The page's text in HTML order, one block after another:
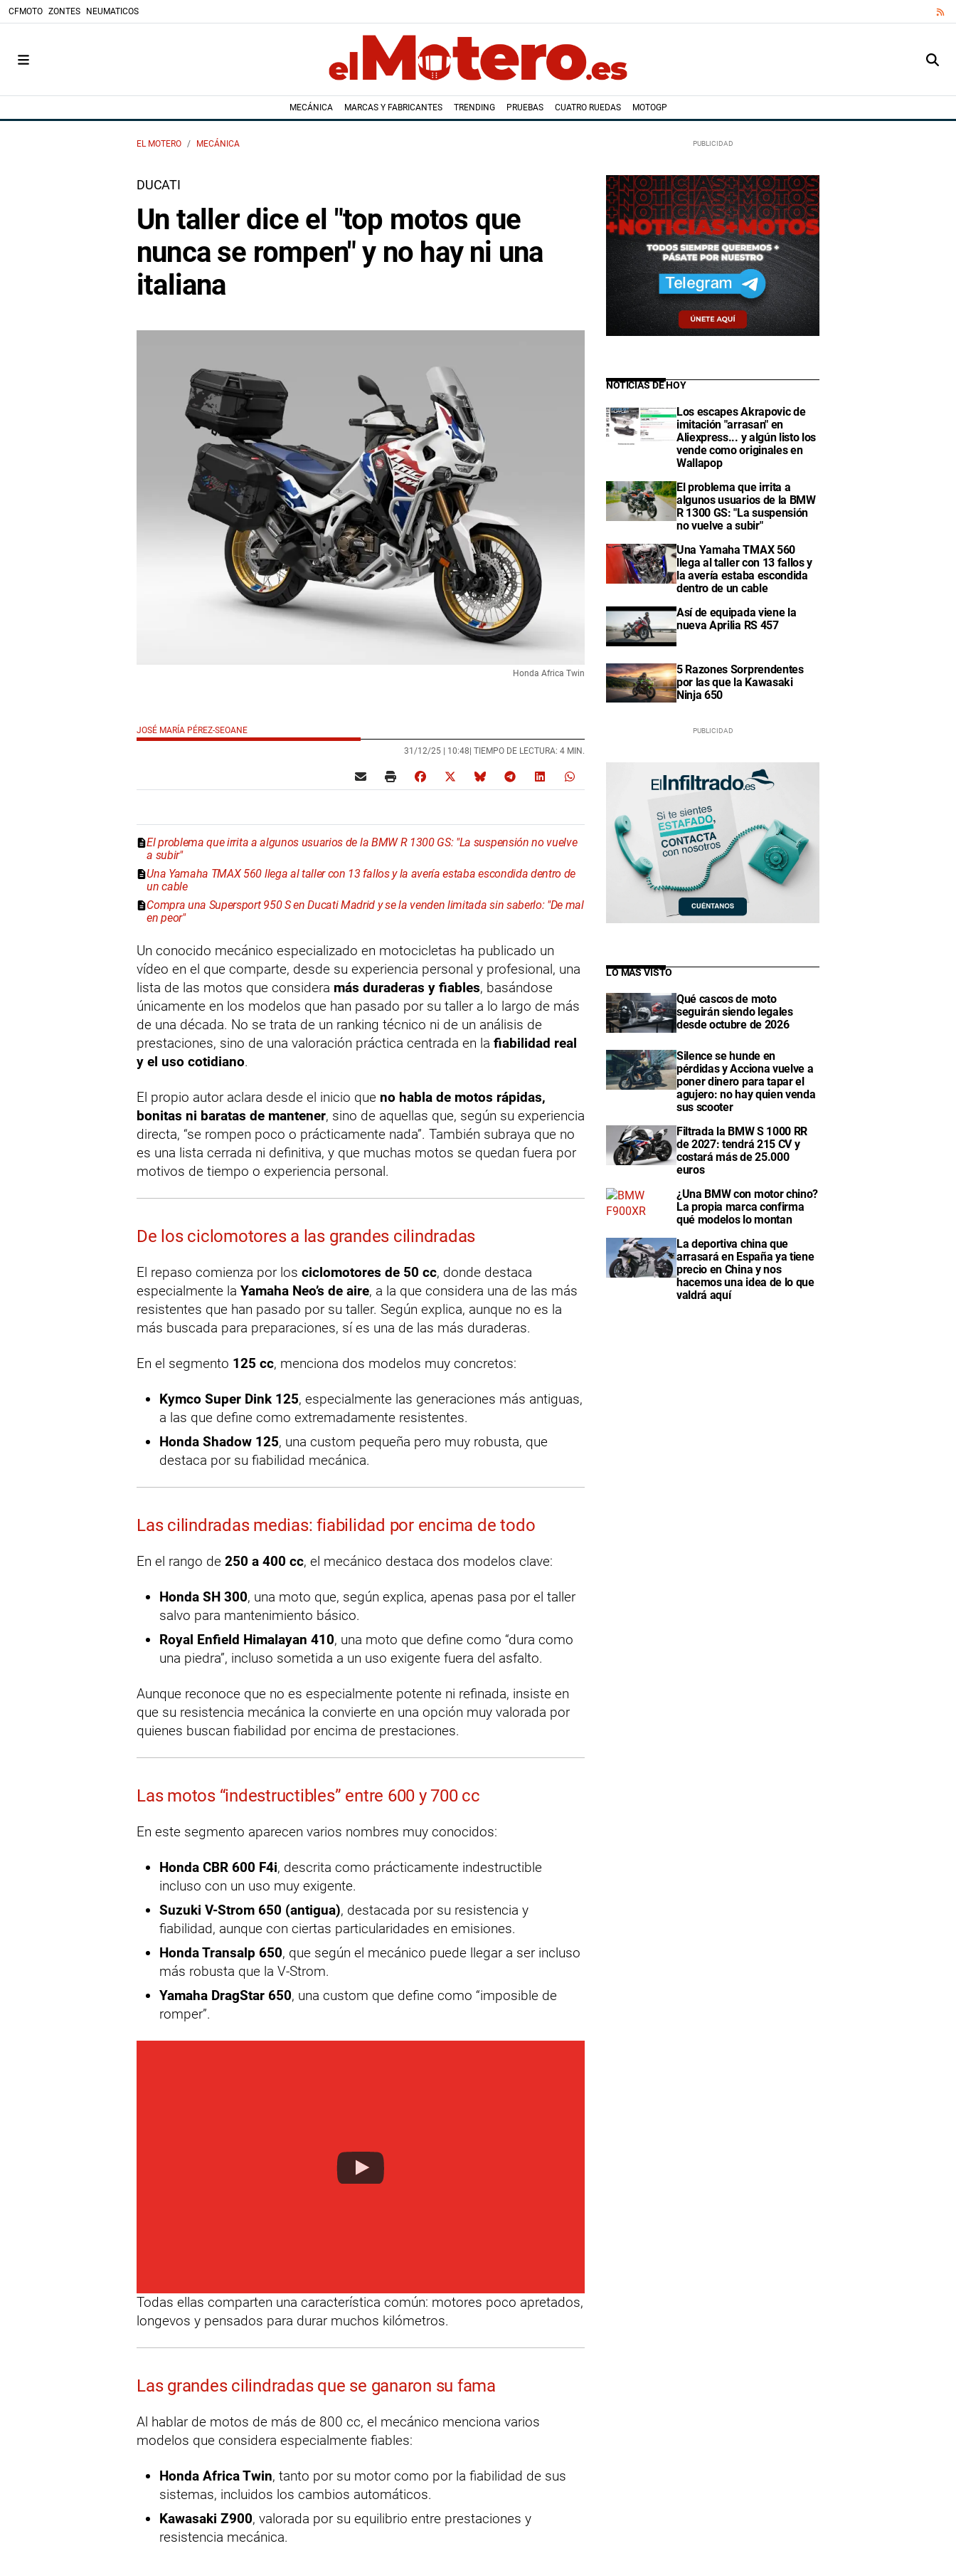
CFMOTO ZONTES NEUMATICOS
MECÁNICA MARCAS Y FABRICANTES TRENDING PRUEBAS CUATRO RUEDAS MOTOGP
EL MOTERO MECÁNICA
DUCATI
Un taller dice el "top motos que
nunca se rompen" y no hay ni una
italiana
Honda Africa Twin
JOSÉ MARÍA PÉREZ-SEOANE
31/12/25 | 10:48 | TIEMPO DE LECTURA: 4 MIN.
El problema que irrita a algunos usuarios de la BMW R 1300 GS: "La suspensión no vuelve
a subir"
Una Yamaha TMAX 560 llega al taller con 13 fallos y la avería estaba escondida dentro de
un cable
Compra una Supersport 950 S en Ducati Madrid y se la venden limitada sin saberlo: "De mal
en peor"
Un conocido mecánico especializado en motocicletas ha publicado un
vídeo en el que comparte, desde su experiencia personal y profesional, una
lista de las motos que considera más duraderas y fiables, basándose
únicamente en los modelos que han pasado por su taller a lo largo de más
de una década. No se trata de un ranking técnico ni de un análisis de
prestaciones, sino de una valoración práctica centrada en la fiabilidad real
y el uso cotidiano.
El propio autor aclara desde el inicio que no habla de motos rápidas,
bonitas ni baratas de mantener, sino de aquellas que, según su experiencia
directa, “se rompen poco o prácticamente nada”. También subraya que no
es una lista cerrada ni definitiva, y que muchas motos se quedan fuera por
motivos de tiempo o experiencia personal.
De los ciclomotores a las grandes cilindradas
El repaso comienza por los ciclomotores de 50 cc, donde destaca
especialmente la Yamaha Neo’s de aire, a la que considera una de las más
resistentes que han pasado por su taller. Según explica, aunque no es la
más buscada para preparaciones, sí es una de las más duraderas.
En el segmento 125 cc, menciona dos modelos muy concretos:
Kymco Super Dink 125, especialmente las generaciones más antiguas,
a las que define como extremadamente resistentes.
Honda Shadow 125, una custom pequeña pero muy robusta, que
destaca por su fiabilidad mecánica.
Las cilindradas medias: fiabilidad por encima de todo
En el rango de 250 a 400 cc, el mecánico destaca dos modelos clave:
Honda SH 300, una moto que, según explica, apenas pasa por el taller
salvo para mantenimiento básico.
Royal Enfield Himalayan 410, una moto que define como “dura como
una piedra”, incluso sometida a un uso exigente fuera del asfalto.
Aunque reconoce que no es especialmente potente ni refinada, insiste en
que su resistencia mecánica la convierte en una opción muy valorada por
quienes buscan fiabilidad por encima de prestaciones.
Las motos “indestructibles” entre 600 y 700 cc
En este segmento aparecen varios nombres muy conocidos:
Honda CBR 600 F4i, descrita como prácticamente indestructible
incluso con un uso muy exigente.
Suzuki V-Strom 650 (antigua), destacada por su resistencia y
fiabilidad, aunque con ciertas particularidades en emisiones.
Honda Transalp 650, que según el mecánico puede llegar a ser incluso
más robusta que la V-Strom.
Yamaha DragStar 650, una custom que define como “imposible de
romper”.
Todas ellas comparten una característica común: motores poco apretados,
longevos y pensados para durar muchos kilómetros.
Las grandes cilindradas que se ganaron su fama
Al hablar de motos de más de 800 cc, el mecánico menciona varios
modelos que considera especialmente fiables:
Honda Africa Twin, tanto por su motor como por la fiabilidad de sus
sistemas, incluidos los cambios automáticos.
Kawasaki Z900, valorada por su equilibrio entre prestaciones y
resistencia mecánica.
NOTICIAS DE HOY
Los escapes Akrapovic de
imitación "arrasan" en
Aliexpress... y algún listo los
vende como originales en
Wallapop
El problema que irrita a
algunos usuarios de la BMW
R 1300 GS: "La suspensión
no vuelve a subir"
Una Yamaha TMAX 560
llega al taller con 13 fallos y
la avería estaba escondida
dentro de un cable
Así de equipada viene la
nueva Aprilia RS 457
5 Razones Sorprendentes
por las que la Kawasaki
Ninja 650
LO MÁS VISTO
Qué cascos de moto
seguirán siendo legales
desde octubre de 2026
Silence se hunde en
pérdidas y Acciona vuelve a
poner dinero para tapar el
agujero: no hay quien venda
sus scooter
Filtrada la BMW S 1000 RR
de 2027: tendrá 215 CV y
costará más de 25.000
euros
¿Una BMW con motor chino?
La propia marca confirma
qué modelos lo montan
La deportiva china que
arrasará en España ya tiene
precio en China y nos
hacemos una idea de lo que
valdrá aquí